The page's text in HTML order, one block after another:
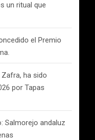
un ritual que
el Premio
ha sido
por Tapas
Salmorejo andaluz